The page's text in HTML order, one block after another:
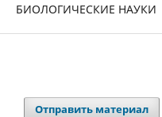
БИОЛОГИЧЕСКИЕ НАУКИ
Отправить материал